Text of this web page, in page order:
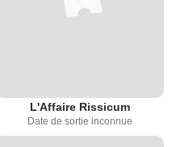
L'Affaire Rissicum
Date de sortie inconnue